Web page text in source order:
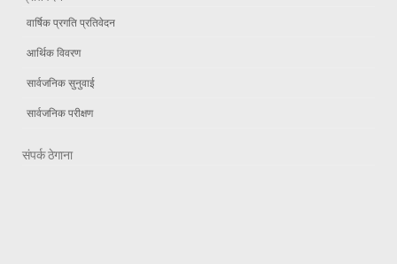
वार्षिक प्रगति प्रतिवेदन
आर्थिक विवरण
सार्वजनिक सुनुवाई
सार्वजनिक परीक्षण
संपर्क ठेगाना